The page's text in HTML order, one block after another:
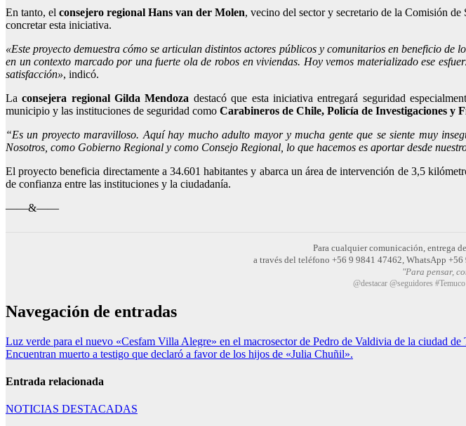
En tanto, el consejero regional Hans van der Molen, vecino del sector y secretario de la Comisión
concretar esta iniciativa.
«Este proyecto demuestra cómo se articulan distintos actores públicos y comunitarios en beneficio de
en un contexto marcado por una fuerte ola de robos en viviendas. Hoy vemos materializado ese
satisfacción», indicó.
Laconsejera regional Gilda Mendoza destacó que esta iniciativa entregará seguridad
municipio y las instituciones de seguridad como Carabineros de Chile, Policía de Investigaciones y
“Es un proyecto maravilloso. Aquí hay mucho adulto mayor y mucha gente que se siente muy
Nosotros, como Gobierno Regional y como Consejo Regional, lo que hacemos es aportar desde
El proyecto beneficia directamente a 34.601 habitantes y abarca un área de intervención de 3,5
de confianza entre las instituciones y la ciudadanía.
——&——
Para cualquier comunicación, entrega
a través del teléfono +56 9 9841 47462, WhatsApp
"Para pensar,
@destacar @seguidores
Navegación de entradas
Luz verde para el nuevo «Cesfam Villa Alegre» en el macrosector de Pedro de Valdivia de la ciudad de
Encuentran muerto a testigo que declaró a favor de los hijos de «Julia Chuñil».
Entrada relacionada
NOTICIAS DESTACADAS